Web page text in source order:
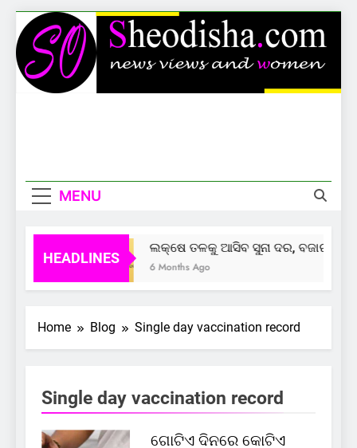
Skip
to
content
MENU
HEADLINES
ଲକ୍ଷେ ତଳକୁ ଆସିବ ସୁନା ଦର, ବଜାର
6 Months Ago
Home Blog Single day vaccination record
Single day vaccination record
ଗୋଟିଏ ଦିନରେ କୋଟିଏ